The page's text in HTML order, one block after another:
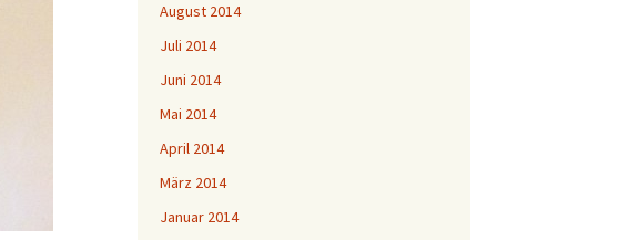
August 2014
Juli 2014
Juni 2014
Mai 2014
April 2014
März 2014
Januar 2014